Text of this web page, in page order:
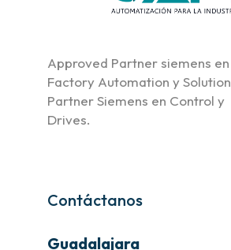
Approved Partner siemens en
Factory Automation y Solution
Partner Siemens en Control y
Drives.
Contáctanos
Guadalajara